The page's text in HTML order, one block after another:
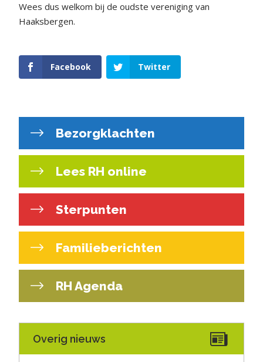
Wees dus welkom bij de oudste vereniging van
Haaksbergen.
Facebook Twitter
Bezorgklachten
Lees RH online
Sterpunten
Familieberichten
RH Agenda
Overig nieuws